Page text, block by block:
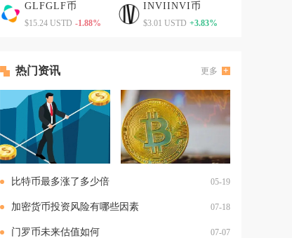
GLFGLF币
$15.24 USTD -1.88%
INVIINVI币
$3.01 USTD +3.83%
热门资讯 更多
比特币最多涨了多少倍 05-19
加密货币投资风险有哪些因素 07-18
门罗币未来估值如何 07-07